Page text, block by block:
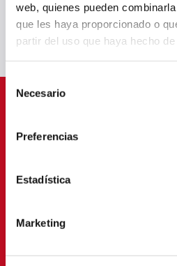
web, quienes pueden
que les haya proporcionado o
partir del uso que haya hecho
Selección
Necesario
Preferencias
Estadística
Marketing